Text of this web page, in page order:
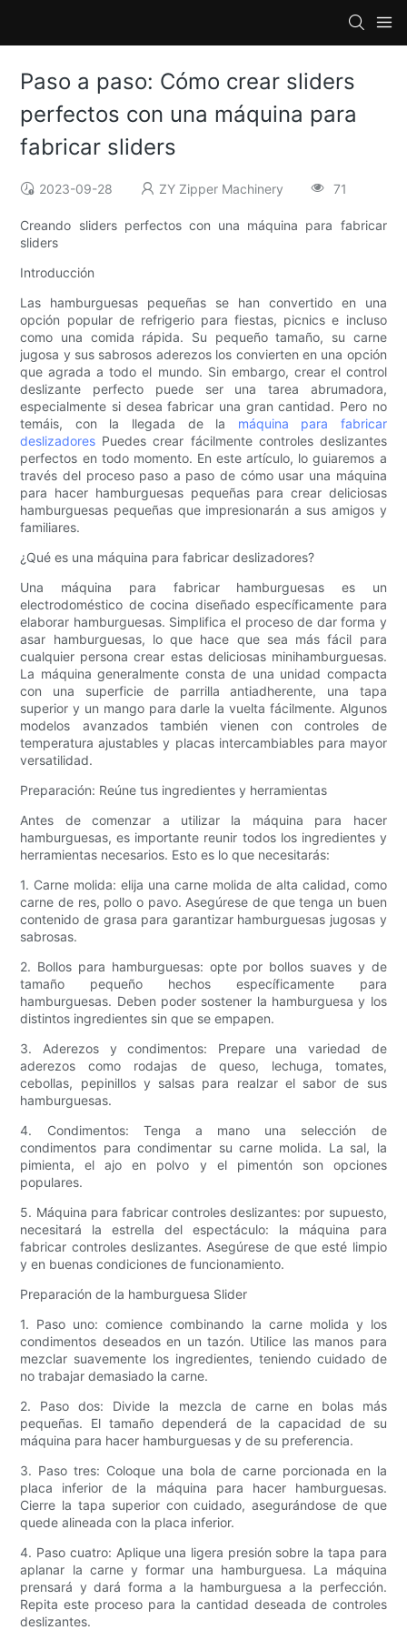
Paso a paso: Cómo crear sliders
perfectos con una máquina para
fabricar sliders
2023-09-28 ZY Zipper Machinery 71
Creando sliders perfectos con una máquina para fabricar
sliders
Introducción
Las hamburguesas pequeñas se han convertido en una
opción popular de refrigerio para fiestas, picnics e incluso
como una comida rápida. Su pequeño tamaño, su carne
jugosa y sus sabrosos aderezos los convierten en una opción
que agrada a todo el mundo. Sin embargo, crear el control
deslizante perfecto puede ser una tarea abrumadora,
especialmente si desea fabricar una gran cantidad. Pero no
temáis, con la llegada de la máquina para fabricar
deslizadores Puedes crear fácilmente controles deslizantes
perfectos en todo momento. En este artículo, lo guiaremos a
través del proceso paso a paso de cómo usar una máquina
para hacer hamburguesas pequeñas para crear deliciosas
hamburguesas pequeñas que impresionarán a sus amigos y
familiares.
¿Qué es una máquina para fabricar deslizadores?
Una máquina para fabricar hamburguesas es un
electrodoméstico de cocina diseñado específicamente para
elaborar hamburguesas. Simplifica el proceso de dar forma y
asar hamburguesas, lo que hace que sea más fácil para
cualquier persona crear estas deliciosas minihamburguesas.
La máquina generalmente consta de una unidad compacta
con una superficie de parrilla antiadherente, una tapa
superior y un mango para darle la vuelta fácilmente. Algunos
modelos avanzados también vienen con controles de
temperatura ajustables y placas intercambiables para mayor
versatilidad.
Preparación: Reúne tus ingredientes y herramientas
Antes de comenzar a utilizar la máquina para hacer
hamburguesas, es importante reunir todos los ingredientes y
herramientas necesarios. Esto es lo que necesitarás:
1. Carne molida: elija una carne molida de alta calidad, como
carne de res, pollo o pavo. Asegúrese de que tenga un buen
contenido de grasa para garantizar hamburguesas jugosas y
sabrosas.
2. Bollos para hamburguesas: opte por bollos suaves y de
tamaño pequeño hechos específicamente para
hamburguesas. Deben poder sostener la hamburguesa y los
distintos ingredientes sin que se empapen.
3. Aderezos y condimentos: Prepare una variedad de
aderezos como rodajas de queso, lechuga, tomates,
cebollas, pepinillos y salsas para realzar el sabor de sus
hamburguesas.
4. Condimentos: Tenga a mano una selección de
condimentos para condimentar su carne molida. La sal, la
pimienta, el ajo en polvo y el pimentón son opciones
populares.
5. Máquina para fabricar controles deslizantes: por supuesto,
necesitará la estrella del espectáculo: la máquina para
fabricar controles deslizantes. Asegúrese de que esté limpio
y en buenas condiciones de funcionamiento.
Preparación de la hamburguesa Slider
1. Paso uno: comience combinando la carne molida y los
condimentos deseados en un tazón. Utilice las manos para
mezclar suavemente los ingredientes, teniendo cuidado de
no trabajar demasiado la carne.
2. Paso dos: Divide la mezcla de carne en bolas más
pequeñas. El tamaño dependerá de la capacidad de su
máquina para hacer hamburguesas y de su preferencia.
3. Paso tres: Coloque una bola de carne porcionada en la
placa inferior de la máquina para hacer hamburguesas.
Cierre la tapa superior con cuidado, asegurándose de que
quede alineada con la placa inferior.
4. Paso cuatro: Aplique una ligera presión sobre la tapa para
aplanar la carne y formar una hamburguesa. La máquina
prensará y dará forma a la hamburguesa a la perfección.
Repita este proceso para la cantidad deseada de controles
deslizantes.